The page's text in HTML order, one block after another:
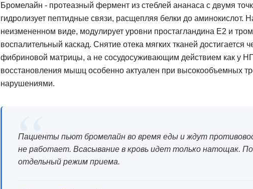
Бромелайн - протеазный фермент из стеблей ананаса с двумя
гидролизует пептидные связи, расщепляя белки до аминокислот.
неизмененном виде, модулирует уровни простагландина E2 и
воспалительный каскад. Снятие отека мягких тканей достигается
фибриновой матрицы, а не сосудосуживающим действием как у
восстановления мышц особенно актуален при высокообъемных
нарушениями.
Пациенты пьют бромелайн во время еды и ждут
не работает. Всасывание в кровь идет только натощак.
отдельный режим приема.